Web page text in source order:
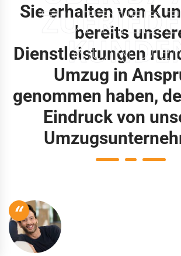
Sie erhalten von
bereits
Dienstleistungen
Umzug in
genommen haben,
Eindruck von
“